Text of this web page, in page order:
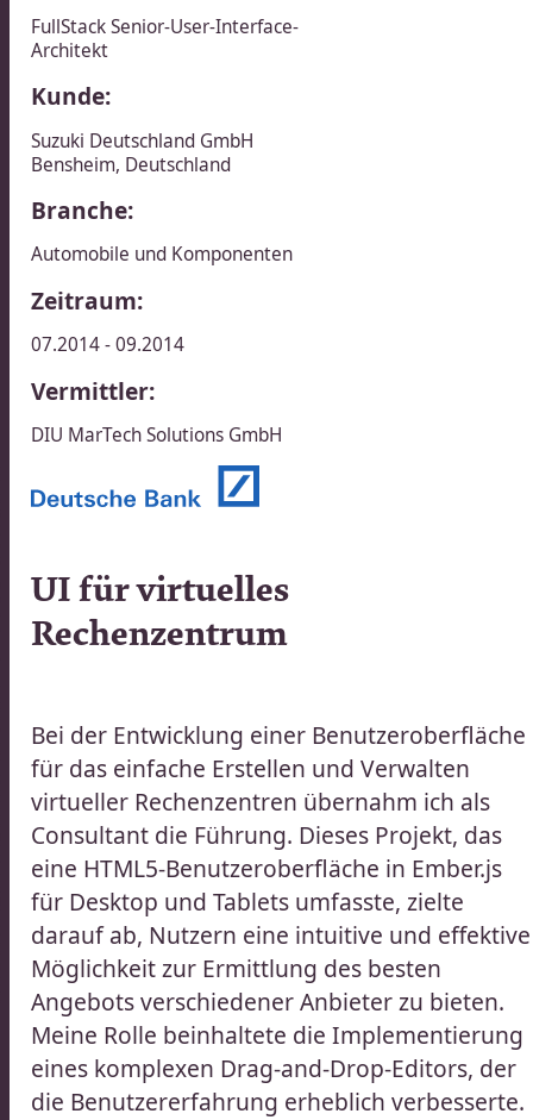
FullStack Senior-User-Interface-
Architekt​​​​‌ ‍ ​‍​‍‌‍ ‌ ​‍‌‍‍‌‌‍‌ ‌‍‍‌‌‍ ‍​‍​‍​ ‍‍​‍​‍‌ ​ ‌‍​‌‌‍ ‍‌‍‍‌‌ ‌​‌ ‍‌​‍ ‍‌‍‍‌‌‍ ​‍​‍​‍ ​​‍​‍‌‍‍​‌ ​‍‌‍‌‌‌‍‌‍​‍​‍​ ‍‍​‍​‍‌‍‍​‌ ‌​‌ ‌​‌ ​​‌ ​ ​ ‍‍​‍ ​‍ ‌ ​ ‌ ‌​‌ ‌‌‌‍‌​‌‍‍‌‌‍ ​‍ ‍‌ ​ ‌‍‌‌‌‍​‍‌‍​‌‌ ​ ‌ ‌​‌‍‍‌‌‍​‌‌‍ ‍​‍ ‌‌ ​ ‌‍ ‌‍‌‍‌ ‌​‌ ‌ ‌‍​‌‌ ​‍‌‍‌‌​‍ ‍‌‍‌​‌‍‌‌​‍ ‌‍‍‌‌‍ ‍‌ ‌​‌‍‌‌‌‍ ‍‌ ‌​​‍ ‌‍‌‌‌‍‌​‌‍‍‌‌ ‌​​‍ ‌‍ ‌‌‍ ‌‍‌​‌‍‌‌​ ‌‌ ​​‌ ​‍‌‍‌‌‌ ​ ‌‍‌‌‌‍ ‍‌ ‌​‌‍​‌‌ ‌​‌‍‍‌‌‍ ‌‍ ‍​ ‍ ‌‍‍‌‌‍‌​​ ‌‌‍​‌​ ​ ​ ​ ​ ​‌​ ​‍​ ‌‌​ ‌‍​ ​​​‍ ‌‌‍​‌​ ​ ​ ‌‌‌‍‌‍​‍ ‌​ ‌​​ ‌‌​ ‍‌​ ​‍​‍ ‌​ ‍‌​ ​‍​ ​ ‌‍​ ​‍ ‌‌‍​ ​ ‍‌‌‍‌‌​ ​‌​ ​‍‌‍​‌​ ‌‍​ ‍​​ ‌‌​ ‌‍​ ​‌​ ​‍​ ‍ ‌ ‌​‌ ‍‌‌ ​​‌‍‌‌​ ‌‌ ​​‌ ​‍‌‍ ‌‍‍‍‌‍‌‌‌‍​ ‌ ‌​​ ‍ ‌ ​​‌‍​‌‌ ‌​‌‍‍​​ ‌‌ ​‍‌‍ ‌‍ ​‌‍‌‌​‍‌‌​ ‌‌‌​​‍‌‌ ‌‍‍ ‌‍‌‌‌ ‍‌​‍‌‌​ ​ ‌​‌​​‍‌‌​ ​ ‌​‌​​‍‌‌​ ​‍​ ​‍‌‍‌​‌‍‌‌​‍‌‌​ ​‍​ ​‍​‍‌‌​ ‌‌‌​‌​​‍ ‍‌ ‌‍‌‍​‌‌‍ ​‌ ‌‌‌‍‌‌​ ‌‍​‍‌‍​‌‌ ​ ‌‍‌‌‌‌‌‌‌ ​‍‌‍ ​​ ‌‌‍‍​‌ ‌​‌ ‌​‌ ​​‌ ​ ​‍‌‌​ ​ ‌​​‌​‍‌‌​ ​‍‌​‌‍​‍‌‌​ ​‍‌​‌‍‌ ​ ‌ ‌​‌ ‌‌‌‍‌​‌‍‍‌‌‍ ​‍ ‍‌ ​ ‌‍‌‌‌‍​‍‌‍​‌‌ ​ ‌ ‌​‌‍‍‌‌‍​‌‌‍ ‍​‍ ‌‌ ​ ‌‍ ‌‍‌‍‌ ‌​‌ ‌ ‌‍​‌‌ ​‍‌‍‌‌​‍ ‍‌‍‌​‌‍‌‌​‍‌‍‌‍‍‌‌‍‌​​ ‌‌‍​‌​ ​ ​ ​ ​ ​‌​ ​‍​ ‌‌​ ‌‍​ ​​​‍ ‌‌‍​‌​ ​ ​ ‌‌‌‍‌‍​‍ ‌​ ‌​​ ‌‌​ ‍‌​ ​‍​‍ ‌​ ‍‌​ ​‍​ ​ ‌‍​ ​‍ ‌‌‍​ ​ ‍‌‌‍‌‌​ ​‌​ ​‍‌‍​‌​ ‌‍​ ‍​​ ‌‌​ ‌‍​ ​‌​ ​‍​‍‌‍‌ ‌​‌ ‍‌‌ ​​‌‍‌‌​ ‌‌ ​​‌ ​‍‌‍ ‌‍‍‍‌‍‌‌‌‍​ ‌ ‌​​‍‌‍‌ ​​‌‍​‌‌ ‌​‌‍‍​​ ‌‌ ​‍‌‍ ‌‍ ​‌‍‌‌​‍‌‌​ ‌‌‌​​‍‌‌ ‌‍‍ ‌‍‌‌‌ ‍‌​‍‌‌​ ​ ‌​‌​​‍‌‌​ ​ ‌​‌​​‍‌‌​ ​‍​ ​‍‌‍‌​‌‍‌‌​‍‌‌​ ​‍​ ​‍​‍‌‌​ ‌‌‌​‌​​‍ ‍‌ ‌‍‌‍​‌‌‍ ​‌ ‌‌‌‍‌‌​‍‌‍‌ ​​‌‍‌‌‌ ​‍‌ ​ ‌ ​​‌‍‌‌‌‍​ ‌ ‌​‌‍‍‌‌ ‌‍‌‍‌‌​ ‌‌ ​​‌ ‌‌‌‍​‍‌‍ ​‌‍‍‌‌ ​ ‌‍‍​‌‍‌‌‌‍‌​​‍​‍‌ ‌
Kunde:
Suzuki Deutschland GmbH​​​​‌ ‍ ​‍​‍‌‍ ‌ ​‍‌‍‍‌‌‍‌ ‌‍‍‌‌‍ ‍​‍​‍​ ‍‍​‍​‍‌ ​ ‌‍​‌‌‍ ‍‌‍‍‌‌ ‌​‌ ‍‌​‍ ‍‌‍‍‌‌‍ ​‍​‍​‍ ​​‍​‍‌‍‍​‌ ​‍‌‍‌‌‌‍‌‍​‍​‍​ ‍‍​‍​‍‌‍‍​‌ ‌​‌ ‌​‌ ​​‌ ​ ​ ‍‍​‍ ​‍ ‌ ​ ‌ ‌​‌ ‌‌‌‍‌​‌‍‍‌‌‍ ​‍ ‍‌ ​ ‌‍‌‌‌‍​‍‌‍​‌‌ ​ ‌ ‌​‌‍‍‌‌‍​‌‌‍ ‍​‍ ‌‌ ​ ‌‍ ‌‍‌‍‌ ‌​‌ ‌ ‌‍​‌‌ ​‍‌‍‌‌​‍ ‍‌‍‌​‌‍‌‌​‍ ‌‍‍‌‌‍ ‍‌ ‌​‌‍‌‌‌‍ ‍‌ ‌​​‍ ‌‍‌‌‌‍‌​‌‍‍‌‌ ‌​​‍ ‌‍ ‌‌‍ ‌‍‌​‌‍‌‌​ ‌‌ ​​‌ ​‍‌‍‌‌‌ ​ ‌‍‌‌‌‍ ‍‌ ‌​‌‍​‌‌ ‌​‌‍‍‌‌‍ ‌‍ ‍​ ‍ ‌‍‍‌‌‍‌​​ ‌​ ​‌​ ​ ​ ​‍​ ‌‌​ ​‌​ ​​​ ‍‌​ ​​​‍ ‌​ ‌‍‌‍‌‍​ ​ ​ ​ ​‍ ‌​ ‌​​ ‍‌‌‍​‍​ ‌​​‍ ‌‌‍​‍​ ‌​‌‍‌​​ ‌ ​‍ ‌​ ‌‌​ ​‍​ ‌‌​ ​‍​ ‌ ‌‍​‍​ ‍​​ ‍​​ ‍​​ ‌​​ ‌ ‌‍​‍​ ‍ ‌ ‌​‌ ‍‌‌ ​​‌‍‌‌​ ‌‌‍​ ‌‍ ‌‍ ‌‌ ​​‌‍​‌‌‍ ‍‌ ‍‌​ ‍ ‌ ​​‌‍​‌‌ ‌​‌‍‍​​ ‌‌‍ ‍‌‍​‌‌‍ ‌‌‍‌‌​ ‌‍​‍‌‍​‌‌ ​ ‌‍‌‌‌‌‌‌‌ ​‍‌‍ ​​ ‌‌‍‍​‌ ‌​‌ ‌​‌ ​​‌ ​ ​‍‌‌​ ​ ‌​​‌​‍‌‌​ ​‍‌​‌‍​‍‌‌​ ​‍‌​‌‍‌ ​ ‌ ‌​‌ ‌‌‌‍‌​‌‍‍‌‌‍ ​‍ ‍‌ ​ ‌‍‌‌‌‍​‍‌‍​‌‌ ​ ‌ ‌​‌‍‍‌‌‍​‌‌‍ ‍​‍ ‌‌ ​ ‌‍ ‌‍‌‍‌ ‌​‌ ‌ ‌‍​‌‌ ​‍‌‍‌‌​‍ ‍‌‍‌​‌‍‌‌​‍‌‍‌‍‍‌‌‍‌​​ ‌​ ​‌​ ​ ​ ​‍​ ‌‌​ ​‌​ ​​​ ‍‌​ ​​​‍ ‌​ ‌‍‌‍‌‍​ ​ ​ ​ ​‍ ‌​ ‌​​ ‍‌‌‍​‍​ ‌​​‍ ‌‌‍​‍​ ‌​‌‍‌​​ ‌ ​‍ ‌​ ‌‌​ ​‍​ ‌‌​ ​‍​ ‌ ‌‍​‍​ ‍​​ ‍​​ ‍​​ ‌​​ ‌ ‌‍​‍​‍‌‍‌ ‌​‌ ‍‌‌ ​​‌‍‌‌​ ‌‌‍​ ‌‍ ‌‍ ‌‌ ​​‌‍​‌‌‍ ‍‌ ‍‌​‍‌‍‌ ​​‌‍​‌‌ ‌​‌‍‍​​ ‌‌‍ ‍‌‍​‌‌‍ ‌‌‍‌‌​‍‌‍‌ ​​‌‍‌‌‌ ​‍‌ ​ ‌ ​​‌‍‌‌‌‍​ ‌ ‌​‌‍‍‌‌ ‌‍‌‍‌‌​ ‌‌ ​​‌ ‌‌‌‍​‍‌‍ ​‌‍‍‌‌ ​ ‌‍‍​‌‍‌‌‌‍‌​​‍​‍‌ ‌
Bensheim​​​​‌ ‍ ​‍​‍‌‍ ‌ ​‍‌‍‍‌‌‍‌ ‌‍‍‌‌‍ ‍​‍​‍​ ‍‍​‍​‍‌ ​ ‌‍​‌‌‍ ‍‌‍‍‌‌ ‌​‌ ‍‌​‍ ‍‌‍‍‌‌‍ ​‍​‍​‍ ​​‍​‍‌‍‍​‌ ​‍‌‍‌‌‌‍‌‍​‍​‍​ ‍‍​‍​‍‌‍‍​‌ ‌​‌ ‌​‌ ​​‌ ​ ​ ‍‍​‍ ​‍ ‌ ​ ‌ ‌​‌ ‌‌‌‍‌​‌‍‍‌‌‍ ​‍ ‍‌ ​ ‌‍‌‌‌‍​‍‌‍​‌‌ ​ ‌ ‌​‌‍‍‌‌‍​‌‌‍ ‍​‍ ‌‌ ​ ‌‍ ‌‍‌‍‌ ‌​‌ ‌ ‌‍​‌‌ ​‍‌‍‌‌​‍ ‍‌‍‌​‌‍‌‌​‍ ‌‍‍‌‌‍ ‍‌ ‌​‌‍‌‌‌‍ ‍‌ ‌​​‍ ‌‍‌‌‌‍‌​‌‍‍‌‌ ‌​​‍ ‌‍ ‌‌‍ ‌‍‌​‌‍‌‌​ ‌‌ ​​‌ ​‍‌‍‌‌‌ ​ ‌‍‌‌‌‍ ‍‌ ‌​‌‍​‌‌ ‌​‌‍‍‌‌‍ ‌‍ ‍​ ‍ ‌‍‍‌‌‍‌​​ ‌​ ​‌​ ​ ​ ​‍​ ‌‌​ ​‌​ ​​​ ‍‌​ ​​​‍ ‌​ ‌‍‌‍‌‍​ ​ ​ ​ ​‍ ‌​ ‌​​ ‍‌‌‍​‍​ ‌​​‍ ‌‌‍​‍​ ‌​‌‍‌​​ ‌ ​‍ ‌​ ‌‌​ ​‍​ ‌‌​ ​‍​ ‌ ‌‍​‍​ ‍​​ ‍​​ ‍​​ ‌​​ ‌ ‌‍​‍​ ‍ ‌ ‌​‌ ‍‌‌ ​​‌‍‌‌​ ‌‌‍​ ‌‍ ‌‍ ‌‌ ​​‌‍​‌‌‍ ‍‌ ‍‌​ ‍ ‌ ​​‌‍​‌‌ ‌​‌‍‍​​ ‌‌‍​ ‌‍‍‌‌ ‌​‌ ‍‌​ ‌‍​‍‌‍​‌‌ ​ ‌‍‌‌‌‌‌‌‌ ​‍‌‍ ​​ ‌‌‍‍​‌ ‌​‌ ‌​‌ ​​‌ ​ ​‍‌‌​ ​ ‌​​‌​‍‌‌​ ​‍‌​‌‍​‍‌‌​ ​‍‌​‌‍‌ ​ ‌ ‌​‌ ‌‌‌‍‌​‌‍‍‌‌‍ ​‍ ‍‌ ​ ‌‍‌‌‌‍​‍‌‍​‌‌ ​ ‌ ‌​‌‍‍‌‌‍​‌‌‍ ‍​‍ ‌‌ ​ ‌‍ ‌‍‌‍‌ ‌​‌ ‌ ‌‍​‌‌ ​‍‌‍‌‌​‍ ‍‌‍‌​‌‍‌‌​‍‌‍‌‍‍‌‌‍‌​​ ‌​ ​‌​ ​ ​ ​‍​ ‌‌​ ​‌​ ​​​ ‍‌​ ​​​‍ ‌​ ‌‍‌‍‌‍​ ​ ​ ​ ​‍ ‌​ ‌​​ ‍‌‌‍​‍​ ‌​​‍ ‌‌‍​‍​ ‌​‌‍‌​​ ‌ ​‍ ‌​ ‌‌​ ​‍​ ‌‌​ ​‍​ ‌ ‌‍​‍​ ‍​​ ‍​​ ‍​​ ‌​​ ‌ ‌‍​‍​‍‌‍‌ ‌​‌ ‍‌‌ ​​‌‍‌‌​ ‌‌‍​ ‌‍ ‌‍ ‌‌ ​​‌‍​‌‌‍ ‍‌ ‍‌​‍‌‍‌ ​​‌‍​‌‌ ‌​‌‍‍​​ ‌‌‍​ ‌‍‍‌‌ ‌​‌ ‍‌​‍‌‍‌ ​​‌‍‌‌‌ ​‍‌ ​ ‌ ​​‌‍‌‌‌‍​ ‌ ‌​‌‍‍‌‌ ‌‍‌‍‌‌​ ‌‌ ​​‌ ‌‌‌‍​‍‌‍ ​‌‍‍‌‌ ​ ‌‍‍​‌‍‌‌‌‍‌​​‍​‍‌ ‌, Deutschland
Branche:
Automobile und Komponenten
Zeitraum:
07.2014 - 09.2014
Vermittler:
DIU MarTech Solutions GmbH​​​​‌ ‍ ​‍​‍‌‍ ‌ ​‍‌‍‍‌‌‍‌ ‌‍‍‌‌‍ ‍​‍​‍​ ‍‍​‍​‍‌ ​ ‌‍​‌‌‍ ‍‌‍‍‌‌ ‌​‌ ‍‌​‍ ‍‌‍‍‌‌‍ ​‍​‍​‍ ​​‍​‍‌‍‍​‌ ​‍‌‍‌‌‌‍‌‍​‍​‍​ ‍‍​‍​‍‌‍‍​‌ ‌​‌ ‌​‌ ​​‌ ​ ​ ‍‍​‍ ​‍ ‌ ​ ‌ ‌​‌ ‌‌‌‍‌​‌‍‍‌‌‍ ​‍ ‍‌ ​ ‌‍‌‌‌‍​‍‌‍​‌‌ ​ ‌ ‌​‌‍‍‌‌‍​‌‌‍ ‍​‍ ‌‌ ​ ‌‍ ‌‍‌‍‌ ‌​‌ ‌ ‌‍​‌‌ ​‍‌‍‌‌​‍ ‍‌‍‌​‌‍‌‌​‍ ‌‍‍‌‌‍ ‍‌ ‌​‌‍‌‌‌‍ ‍‌ ‌​​‍ ‌‍‌‌‌‍‌​‌‍‍‌‌ ‌​​‍ ‌‍ ‌‌‍ ‌‍‌​‌‍‌‌​ ‌‌ ​​‌ ​‍‌‍‌‌‌ ​ ‌‍‌‌‌‍ ‍‌ ‌​‌‍​‌‌ ‌​‌‍‍‌‌‍ ‌‍ ‍​ ‍ ‌‍‍‌‌‍‌​​ ‌​ ​ ‌‍‌‌​ ​‍​ ‌​​ ‌‍​ ‍‌​ ‌ ‌‍​‍​‍ ‌​ ‌‍​ ‌‍​ ‌‍‌‍‌‌​‍ ‌​ ‌​​ ‌‍‌‍‌‌​ ‌‌​‍ ‌​ ‍‌​ ‌‍​ ‌‌​ ‌‍​‍ ‌​ ​‌​ ‌ ​ ‍‌‌‍‌‍‌‍​‌​ ​​​ ​​‌‍‌‍‌‍‌​‌‍​‍​ ​‌‌‍‌​​ ‍ ‌ ‌​‌ ‍‌‌ ​​‌‍‌‌​ ‌‌‍​ ‌‍ ‌‍ ‌‌ ​​‌‍​‌‌‍ ‍‌ ‍‌​ ‍ ‌ ​​‌‍​‌‌ ‌​‌‍‍​​ ‌‌‍ ‍‌‍​‌‌‍ ‌‌‍‌‌​ ‌‍​‍‌‍​‌‌ ​ ‌‍‌‌‌‌‌‌‌ ​‍‌‍ ​​ ‌‌‍‍​‌ ‌​‌ ‌​‌ ​​‌ ​ ​‍‌‌​ ​ ‌​​‌​‍‌‌​ ​‍‌​‌‍​‍‌‌​ ​‍‌​‌‍‌ ​ ‌ ‌​‌ ‌‌‌‍‌​‌‍‍‌‌‍ ​‍ ‍‌ ​ ‌‍‌‌‌‍​‍‌‍​‌‌ ​ ‌ ‌​‌‍‍‌‌‍​‌‌‍ ‍​‍ ‌‌ ​ ‌‍ ‌‍‌‍‌ ‌​‌ ‌ ‌‍​‌‌ ​‍‌‍‌‌​‍ ‍‌‍‌​‌‍‌‌​‍‌‍‌‍‍‌‌‍‌​​ ‌​ ​ ‌‍‌‌​ ​‍​ ‌​​ ‌‍​ ‍‌​ ‌ ‌‍​‍​‍ ‌​ ‌‍​ ‌‍​ ‌‍‌‍‌‌​‍ ‌​ ‌​​ ‌‍‌‍‌‌​ ‌‌​‍ ‌​ ‍‌​ ‌‍​ ‌‌​ ‌‍​‍ ‌​ ​‌​ ‌ ​ ‍‌‌‍‌‍‌‍​‌​ ​​​ ​​‌‍‌‍‌‍‌​‌‍​‍​ ​‌‌‍‌​​‍‌‍‌ ‌​‌ ‍‌‌ ​​‌‍‌‌​ ‌‌‍​ ‌‍ ‌‍ ‌‌ ​​‌‍​‌‌‍ ‍‌ ‍‌​‍‌‍‌ ​​‌‍​‌‌ ‌​‌‍‍​​ ‌‌‍ ‍‌‍​‌‌‍ ‌‌‍‌‌​‍‌‍‌ ​​‌‍‌‌‌ ​‍‌ ​ ‌ ​​‌‍‌‌‌‍​ ‌ ‌​‌‍‍‌‌ ‌‍‌‍‌‌​ ‌‌ ​​‌ ‌‌‌‍​‍‌‍ ​‌‍‍‌‌ ​ ‌‍‍​‌‍‌‌‌‍‌​​‍​‍‌ ‌
UI für virtuelles
Rechenzentrum​​​​‌ ‍ ​‍​‍‌‍ ‌ ​‍‌‍‍‌‌‍‌ ‌‍‍‌‌‍ ‍​‍​‍​ ‍‍​‍​‍‌ ​ ‌‍​‌‌‍ ‍‌‍‍‌‌ ‌​‌ ‍‌​‍ ‍‌‍‍‌‌‍ ​‍​‍​‍ ​​‍​‍‌‍‍​‌ ​‍‌‍‌‌‌‍‌‍​‍​‍​ ‍‍​‍​‍‌‍‍​‌ ‌​‌ ‌​‌ ​​‌ ​ ​ ‍‍​‍ ​‍ ‌ ​ ‌ ‌​‌ ‌‌‌‍‌​‌‍‍‌‌‍ ​‍ ‍‌ ​ ‌‍‌‌‌‍​‍‌‍​‌‌ ​ ‌ ‌​‌‍‍‌‌‍​‌‌‍ ‍​‍ ‌‌ ​ ‌‍ ‌‍‌‍‌ ‌​‌ ‌ ‌‍​‌‌ ​‍‌‍‌‌​‍ ‍‌‍‌​‌‍‌‌​‍ ‌‍‍‌‌‍ ‍‌ ‌​‌‍‌‌‌‍ ‍‌ ‌​​‍ ‌‍‌‌‌‍‌​‌‍‍‌‌ ‌​​‍ ‌‍ ‌‌‍ ‌‍‌​‌‍‌‌​ ‌‌ ​​‌ ​‍‌‍‌‌‌ ​ ‌‍‌‌‌‍ ‍‌ ‌​‌‍​‌‌ ‌​‌‍‍‌‌‍ ‌‍ ‍​ ‍ ‌‍‍‌‌‍‌​​ ‌​ ​‍​ ​‍​ ‍​​ ​‌​ ​ ​ ​​‌‍​‍​ ‍‌​‍ ‌​ ‌‌​ ​ ​ ‍​​ ​ ​‍ ‌​ ‌​‌‍‌​​ ‌‌​ ‌​​‍ ‌‌‍​‌​ ​‍‌‍‌‌‌‍​‌​‍ ‌​ ‌​​ ‍​‌‍​ ​ ​ ​ ‌‌​ ​ ‌‍‌‌​ ‌‌​ ‌​‌‍‌‌​ ​ ‌‍‌​​ ‍ ‌ ‌​‌ ‍‌‌ ​​‌‍‌‌​ ‌‌ ​​‌ ​‍‌‍ ‌‍‍‍‌‍‌‌‌‍​ ‌ ‌​​ ‍ ‌ ​​‌‍​‌‌ ‌​‌‍‍​​ ‌‌ ‌​‌‍‍‌‌ ‌​‌‍ ​‌‍‌‌​‍‌‌​ ‌‌‌​​‍‌‌ ‌‍‍ ‌‍‌‌‌ ‍‌​‍‌‌​ ​ ‌​‌​​‍‌‌​ ​ ‌​‌​​‍‌‌​ ​‍​ ​‍‌‍‌​‌‍‌‌​‍‌‌​ ​‍​ ​‍​‍‌‌​ ‌‌‌​‌​​‍ ‍‌ ‌‍‌‍​‌‌‍ ​‌ ‌‌‌‍‌‌​ ‌‍​‍‌‍​‌‌ ​ ‌‍‌‌‌‌‌‌‌ ​‍‌‍ ​​ ‌‌‍‍​‌ ‌​‌ ‌​‌ ​​‌ ​ ​‍‌‌​ ​ ‌​​‌​‍‌‌​ ​‍‌​‌‍​‍‌‌​ ​‍‌​‌‍‌ ​ ‌ ‌​‌ ‌‌‌‍‌​‌‍‍‌‌‍ ​‍ ‍‌ ​ ‌‍‌‌‌‍​‍‌‍​‌‌ ​ ‌ ‌​‌‍‍‌‌‍​‌‌‍ ‍​‍ ‌‌ ​ ‌‍ ‌‍‌‍‌ ‌​‌ ‌ ‌‍​‌‌ ​‍‌‍‌‌​‍ ‍‌‍‌​‌‍‌‌​‍‌‍‌‍‍‌‌‍‌​​ ‌​ ​‍​ ​‍​ ‍​​ ​‌​ ​ ​ ​​‌‍​‍​ ‍‌​‍ ‌​ ‌‌​ ​ ​ ‍​​ ​ ​‍ ‌​ ‌​‌‍‌​​ ‌‌​ ‌​​‍ ‌‌‍​‌​ ​‍‌‍‌‌‌‍​‌​‍ ‌​ ‌​​ ‍​‌‍​ ​ ​ ​ ‌‌​ ​ ‌‍‌‌​ ‌‌​ ‌​‌‍‌‌​ ​ ‌‍‌​​‍‌‍‌ ‌​‌ ‍‌‌ ​​‌‍‌‌​ ‌‌ ​​‌ ​‍‌‍ ‌‍‍‍‌‍‌‌‌‍​ ‌ ‌​​‍‌‍‌ ​​‌‍​‌‌ ‌​‌‍‍​​ ‌‌ ‌​‌‍‍‌‌ ‌​‌‍ ​‌‍‌‌​‍‌‌​ ‌‌‌​​‍‌‌ ‌‍‍ ‌‍‌‌‌ ‍‌​‍‌‌​ ​ ‌​‌​​‍‌‌​ ​ ‌​‌​​‍‌‌​ ​‍​ ​‍‌‍‌​‌‍‌‌​‍‌‌​ ​‍​ ​‍​‍‌‌​ ‌‌‌​‌​​‍ ‍‌ ‌‍‌‍​‌‌‍ ​‌ ‌‌‌‍‌‌​‍‌‍‌ ​​‌‍‌‌‌ ​‍‌ ​ ‌ ​​‌‍‌‌‌‍​ ‌ ‌​‌‍‍‌‌ ‌‍‌‍‌‌​ ‌‌ ​​‌ ‌‌‌‍​‍‌‍ ​‌‍‍‌‌ ​ ‌‍‍​‌‍‌‌‌‍‌​​‍​‍‌ ‌
Bei der Entwicklung einer Benutzeroberfläche
für das einfache Erstellen und Verwalten
virtueller Rechenzentren übernahm ich als
Consultant die Führung. Dieses Projekt, das
eine HTML5-Benutzeroberfläche in Ember.js
für Desktop und Tablets umfasste, zielte
darauf ab, Nutzern eine intuitive und effektive
Möglichkeit zur Ermittlung des besten
Angebots verschiedener Anbieter zu bieten.
Meine Rolle beinhaltete die Implementierung
eines komplexen Drag-and-Drop-Editors, der
die Benutzererfahrung erheblich verbesserte.​​​​‌ ‍ ​‍​‍‌‍ ‌ ​‍‌‍‍‌‌‍‌ ‌‍‍‌‌‍ ‍​‍​‍​ ‍‍​‍​‍‌ ​ ‌‍​‌‌‍ ‍‌‍‍‌‌ ‌​‌ ‍‌​‍ ‍‌‍‍‌‌‍ ​‍​‍​‍ ​​‍​‍‌‍‍​‌ ​‍‌‍‌‌‌‍‌‍​‍​‍​ ‍‍​‍​‍‌‍‍​‌ ‌​‌ ‌​‌ ​​‌ ​ ​ ‍‍​‍ ​‍ ‌ ​ ‌ ‌​‌ ‌‌‌‍‌​‌‍‍‌‌‍ ​‍ ‍‌ ​ ‌‍‌‌‌‍​‍‌‍​‌‌ ​ ‌ ‌​‌‍‍‌‌‍​‌‌‍ ‍​‍ ‌‌ ​ ‌‍ ‌‍‌‍‌ ‌​‌ ‌ ‌‍​‌‌ ​‍‌‍‌‌​‍ ‍‌‍‌​‌‍‌‌​‍ ‌‍‍‌‌‍ ‍‌ ‌​‌‍‌‌‌‍ ‍‌ ‌​​‍ ‌‍‌‌‌‍‌​‌‍‍‌‌ ‌​​‍ ‌‍ ‌‌‍ ‌‍‌​‌‍‌‌​ ‌‌ ​​‌ ​‍‌‍‌‌‌ ​ ‌‍‌‌‌‍ ‍‌ ‌​‌‍​‌‌ ‌​‌‍‍‌‌‍ ‌‍ ‍​ ‍ ‌‍‍‌‌‍‌​​ ‌​ ​‍​ ​‍​ ‍​​ ​‌​ ​ ​ ​​‌‍​‍​ ‍‌​‍ ‌​ ‌‌​ ​ ​ ‍​​ ​ ​‍ ‌​ ‌​‌‍‌​​ ‌‌​ ‌​​‍ ‌‌‍​‌​ ​‍‌‍‌‌‌‍​‌​‍ ‌​ ‌​​ ‍​‌‍​ ​ ​ ​ ‌‌​ ​ ‌‍‌‌​ ‌‌​ ‌​‌‍‌‌​ ​ ‌‍‌​​ ‍ ‌ ‌​‌ ‍‌‌ ​​‌‍‌‌​ ‌‌ ​​‌ ​‍‌‍ ‌‍‍‍‌‍‌‌‌‍​ ‌ ‌​​ ‍ ‌ ​​‌‍​‌‌ ‌​‌‍‍​​ ‌‌‍‌​‌‍‌‌‌ ​ ‌‍​ ‌ ​‍‌‍‍‌‌ ​​‌ ‌​‌‍‍‌‌‍ ‌‍ ‍​‍‌‌​ ‌‌‌​​‍‌‌ ‌‍‍ ‌‍‌‌‌ ‍‌​‍‌‌​ ​ ‌​‌​​‍‌‌​ ​ ‌​‌​​‍‌‌​ ​‍​ ​‍‌‍‌​‌‍‌‌​‍‌‌​ ​‍​ ​‍​‍‌‌​ ‌‌‌​‌​​‍ ‍‌ ‌‍‌‍​‌‌‍ ​‌ ‌‌‌‍‌‌​ ‌‍​‍‌‍​‌‌ ​ ‌‍‌‌‌‌‌‌‌ ​‍‌‍ ​​ ‌‌‍‍​‌ ‌​‌ ‌​‌ ​​‌ ​ ​‍‌‌​ ​ ‌​​‌​‍‌‌​ ​‍‌​‌‍​‍‌‌​ ​‍‌​‌‍‌ ​ ‌ ‌​‌ ‌‌‌‍‌​‌‍‍‌‌‍ ​‍ ‍‌ ​ ‌‍‌‌‌‍​‍‌‍​‌‌ ​ ‌ ‌​‌‍‍‌‌‍​‌‌‍ ‍​‍ ‌‌ ​ ‌‍ ‌‍‌‍‌ ‌​‌ ‌ ‌‍​‌‌ ​‍‌‍‌‌​‍ ‍‌‍‌​‌‍‌‌​‍‌‍‌‍‍‌‌‍‌​​ ‌​ ​‍​ ​‍​ ‍​​ ​‌​ ​ ​ ​​‌‍​‍​ ‍‌​‍ ‌​ ‌‌​ ​ ​ ‍​​ ​ ​‍ ‌​ ‌​‌‍‌​​ ‌‌​ ‌​​‍ ‌‌‍​‌​ ​‍‌‍‌‌‌‍​‌​‍ ‌​ ‌​​ ‍​‌‍​ ​ ​ ​ ‌‌​ ​ ‌‍‌‌​ ‌‌​ ‌​‌‍‌‌​ ​ ‌‍‌​​‍‌‍‌ ‌​‌ ‍‌‌ ​​‌‍‌‌​ ‌‌ ​​‌ ​‍‌‍ ‌‍‍‍‌‍‌‌‌‍​ ‌ ‌​​‍‌‍‌ ​​‌‍​‌‌ ‌​‌‍‍​​ ‌‌‍‌​‌‍‌‌‌ ​ ‌‍​ ‌ ​‍‌‍‍‌‌ ​​‌ ‌​‌‍‍‌‌‍ ‌‍ ‍​‍‌‌​ ‌‌‌​​‍‌‌ ‌‍‍ ‌‍‌‌‌ ‍‌​‍‌‌​ ​ ‌​‌​​‍‌‌​ ​ ‌​‌​​‍‌‌​ ​‍​ ​‍‌‍‌​‌‍‌‌​‍‌‌​ ​‍​ ​‍​‍‌‌​ ‌‌‌​‌​​‍ ‍‌ ‌‍‌‍​‌‌‍ ​‌ ‌‌‌‍‌‌​‍‌‍‌ ​​‌‍‌‌‌ ​‍‌ ​ ‌ ​​‌‍‌‌‌‍​ ‌ ‌​‌‍‍‌‌ ‌‍‌‍‌‌​ ‌‌ ​​‌ ‌‌‌‍​‍‌‍ ​‌‍‍‌‌ ​ ‌‍‍​‌‍‌‌‌‍‌​​‍​‍‌ ‌